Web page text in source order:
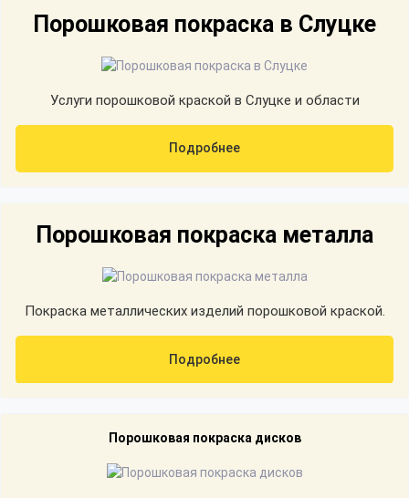
Порошковая покраска в Слуцке
Услуги порошковой краской в Слуцке и области
Подробнее
Порошковая покраска металла
Покраска металлических изделий порошковой краской.
Подробнее
Порошковая покраска дисков